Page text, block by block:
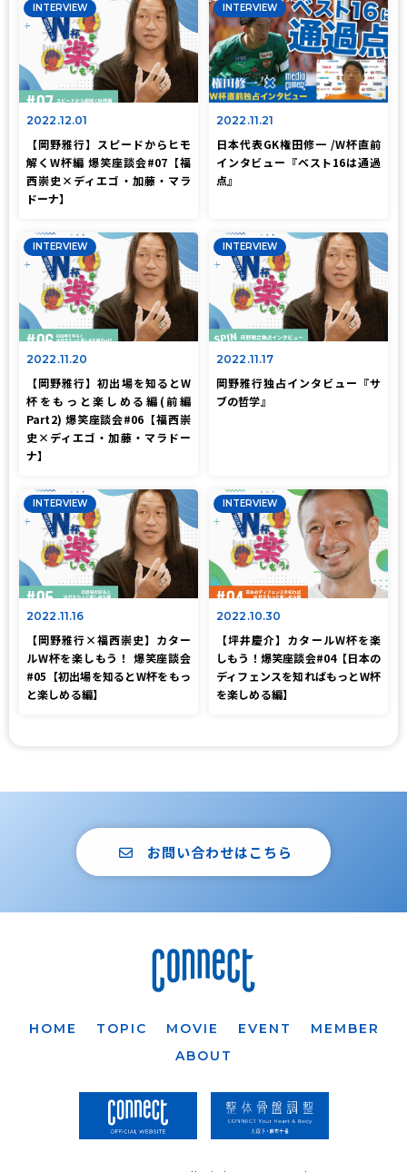
INTERVIEW
2022.12.01
【岡野雅行】スピードからヒモ
解くW杯編 爆笑座談会#07【福
西崇史×ディエゴ・加藤・マラ
ドーナ】
INTERVIEW
2022.11.21
日本代表GK権田修一 /W杯直前
インタビュー『ベスト16は通過
点』
INTERVIEW
2022.11.20
【岡野雅行】初出場を知るとW
杯をもっと楽しめる編(前編
Part2) 爆笑座談会#06【福西崇
史×ディエゴ・加藤・マラドー
ナ】
INTERVIEW
2022.11.17
岡野雅行独占インタビュー『サ
ブの哲学』
INTERVIEW
2022.11.16
【岡野雅行×福西崇史】カター
ルW杯を楽しもう！ 爆笑座談会
#05【初出場を知るとW杯をもっ
と楽しめる編】
INTERVIEW
2022.10.30
【坪井慶介】カタールW杯を楽
しもう！爆笑座談会#04【日本の
ディフェンスを知ればもっとW杯
を楽しめる編】
お問い合わせはこちら
HOME TOPIC MOVIE EVENT
MEMBER
ABOUT